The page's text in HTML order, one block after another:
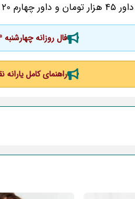
فال روزانه چهارشنبه ۱۴ مرداد ۱۴۰۵ | فال امروز | فال روزانه شخصی
راهنمای کامل یارانه نقدی ۱۴۰۵؛ مبلغ، زمان